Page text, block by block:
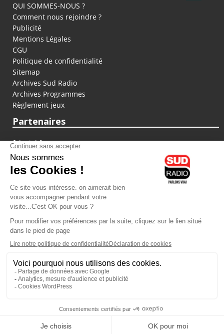
QUI SOMMES-NOUS ?
Comment nous rejoindre ?
Publicité
Mentions Légales
CGU
Politique de confidentialité
Sitemap
Archives Sud Radio
Archives Programmes
Règlement jeux
Partenaires
fiducial.fr
lyoncapitale.fr
olympique-et-lyonnais.com
L'application Iphone / Android
Téléchargez l'application
Les cookies
Gestion des cookies
Crédit photos : ©Sud Radio / Pierre Olivier
Brigitte Lahaie
Brigitte Lahaie Sud Radio
Animateur
Vous écoutez Sud Radio